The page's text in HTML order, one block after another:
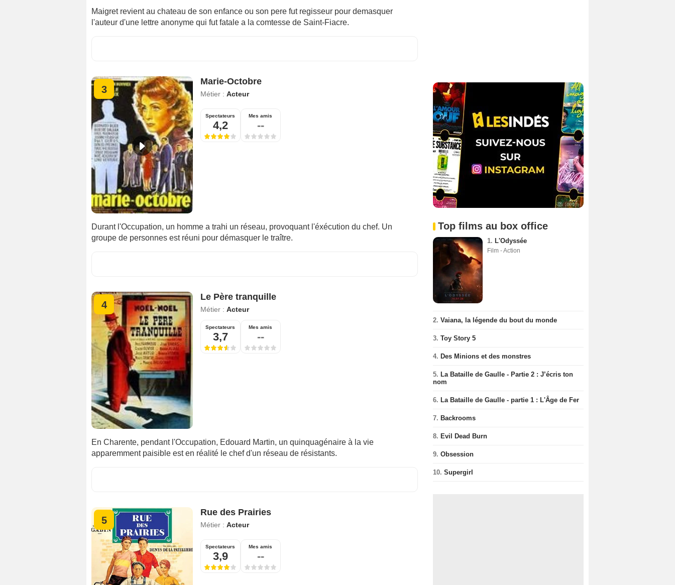
Maigret revient au chateau de son enfance ou son pere fut regisseur pour demasquer
l'auteur d'une lettre anonyme qui fut fatale a la comtesse de Saint-Fiacre.
3
Marie-Octobre
Métier : Acteur
Spectateurs
4,2
Mes amis
--
Durant l'Occupation, un homme a trahi un réseau, provoquant l'éxécution du chef. Un
groupe de personnes est réuni pour démasquer le traître.
4
Le Père tranquille
Métier : Acteur
Spectateurs
3,7
Mes amis
--
En Charente, pendant l'Occupation, Edouard Martin, un quinquagénaire à la vie
apparemment paisible est en réalité le chef d'un réseau de résistants.
5
Rue des Prairies
Métier : Acteur
Spectateurs
3,9
Mes amis
--
Top films au box office
1. L'Odyssée
Film - Action
2. Vaiana, la légende du bout du monde
3. Toy Story 5
4. Des Minions et des monstres
5. La Bataille de Gaulle - Partie 2 : J’écris ton
nom
6. La Bataille de Gaulle - partie 1 : L'Âge de Fer
7. Backrooms
8. Evil Dead Burn
9. Obsession
10. Supergirl